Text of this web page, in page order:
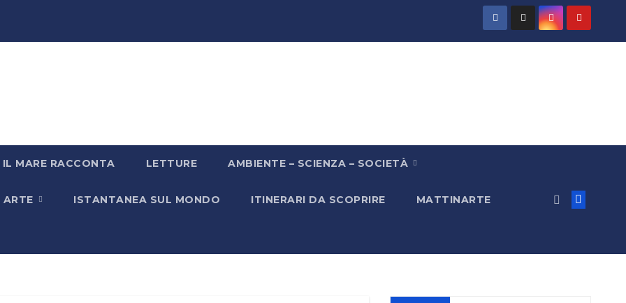
IL MARE RACCONTA LETTURE AMBIENTE – SCIENZA – SOCIETÀ
ISTANTANEA SUL MONDO ITINERARI DA SCOPRIRE MATTINARTE